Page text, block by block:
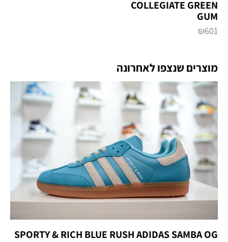
‏COLLEGIATE GREEN
GUM
₪601
מוצרים שנצפו לאחרונה